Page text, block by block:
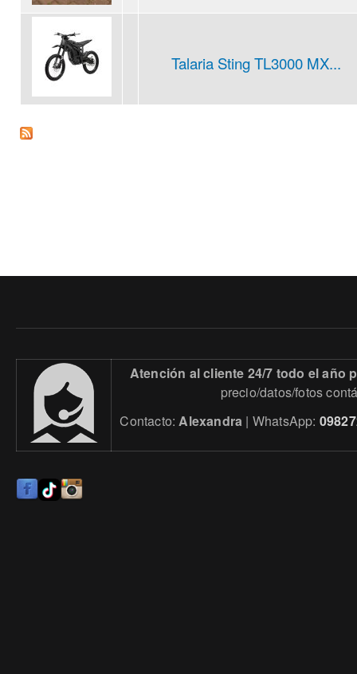
Talaria Sting TL3000 MX...
Atención al cliente 24/7 todo el año
precio/datos/fotos
Contacto:Alexandra | WhatsApp: